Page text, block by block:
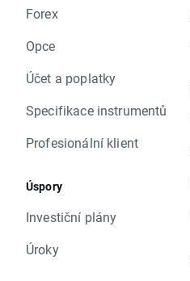
Forex
Opce
Účet a poplatky
Specifikace instrumentů
Profesionální klient
Úspory
Investiční plány
Úroky